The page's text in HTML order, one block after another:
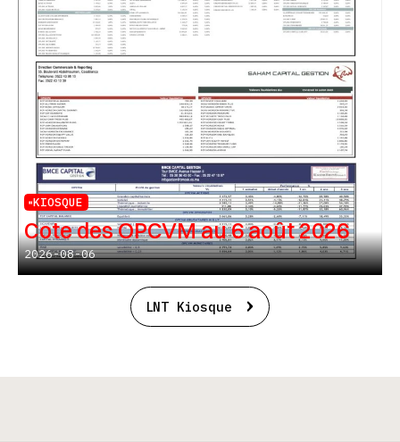
KIOSQUE
Cote des OPCVM au 6 août 2026
2026-08-06
LNT Kiosque